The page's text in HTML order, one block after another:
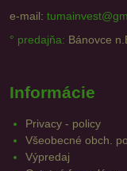
e-mail:
° predajňa: Bánovce
Informácie
Privacy - policy
Všeobecné obch.
Výpredaj